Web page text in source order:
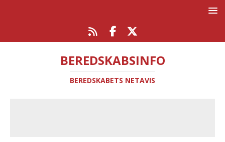
BEREDSKABSINFO
BEREDSKABETS NETAVIS